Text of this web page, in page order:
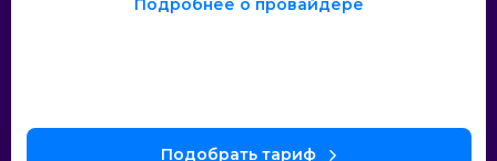
Подробнее о провайдере